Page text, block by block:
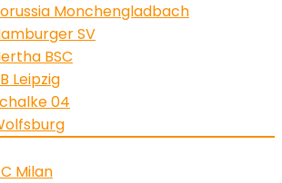
Monchengladbach
SV
BSC
Leipzig
04
Milan